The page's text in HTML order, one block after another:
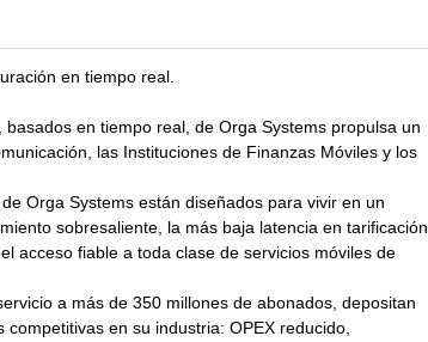
en tiempo real.
en tiempo real, de Orga Systems propulsa un
las Instituciones de Finanzas Móviles y los
Orga Systems están diseñados para vivir en un
sobresaliente, la más baja latencia en tarificación
acceso fiable a toda clase de servicios móviles de
a más de 350 millones de abonados, depositan
en su industria: OPEX reducido,